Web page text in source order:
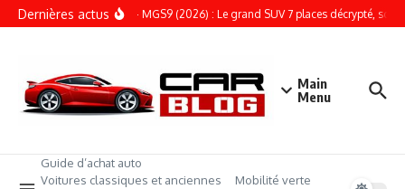
Aller au contenu
Dernières actusESSAI – MGS9 (2026) : Le grand SUV 7 places décrypté, son
Main
Menu
Guide d’achat auto
Voitures classiques et anciennes
Mobilité verte